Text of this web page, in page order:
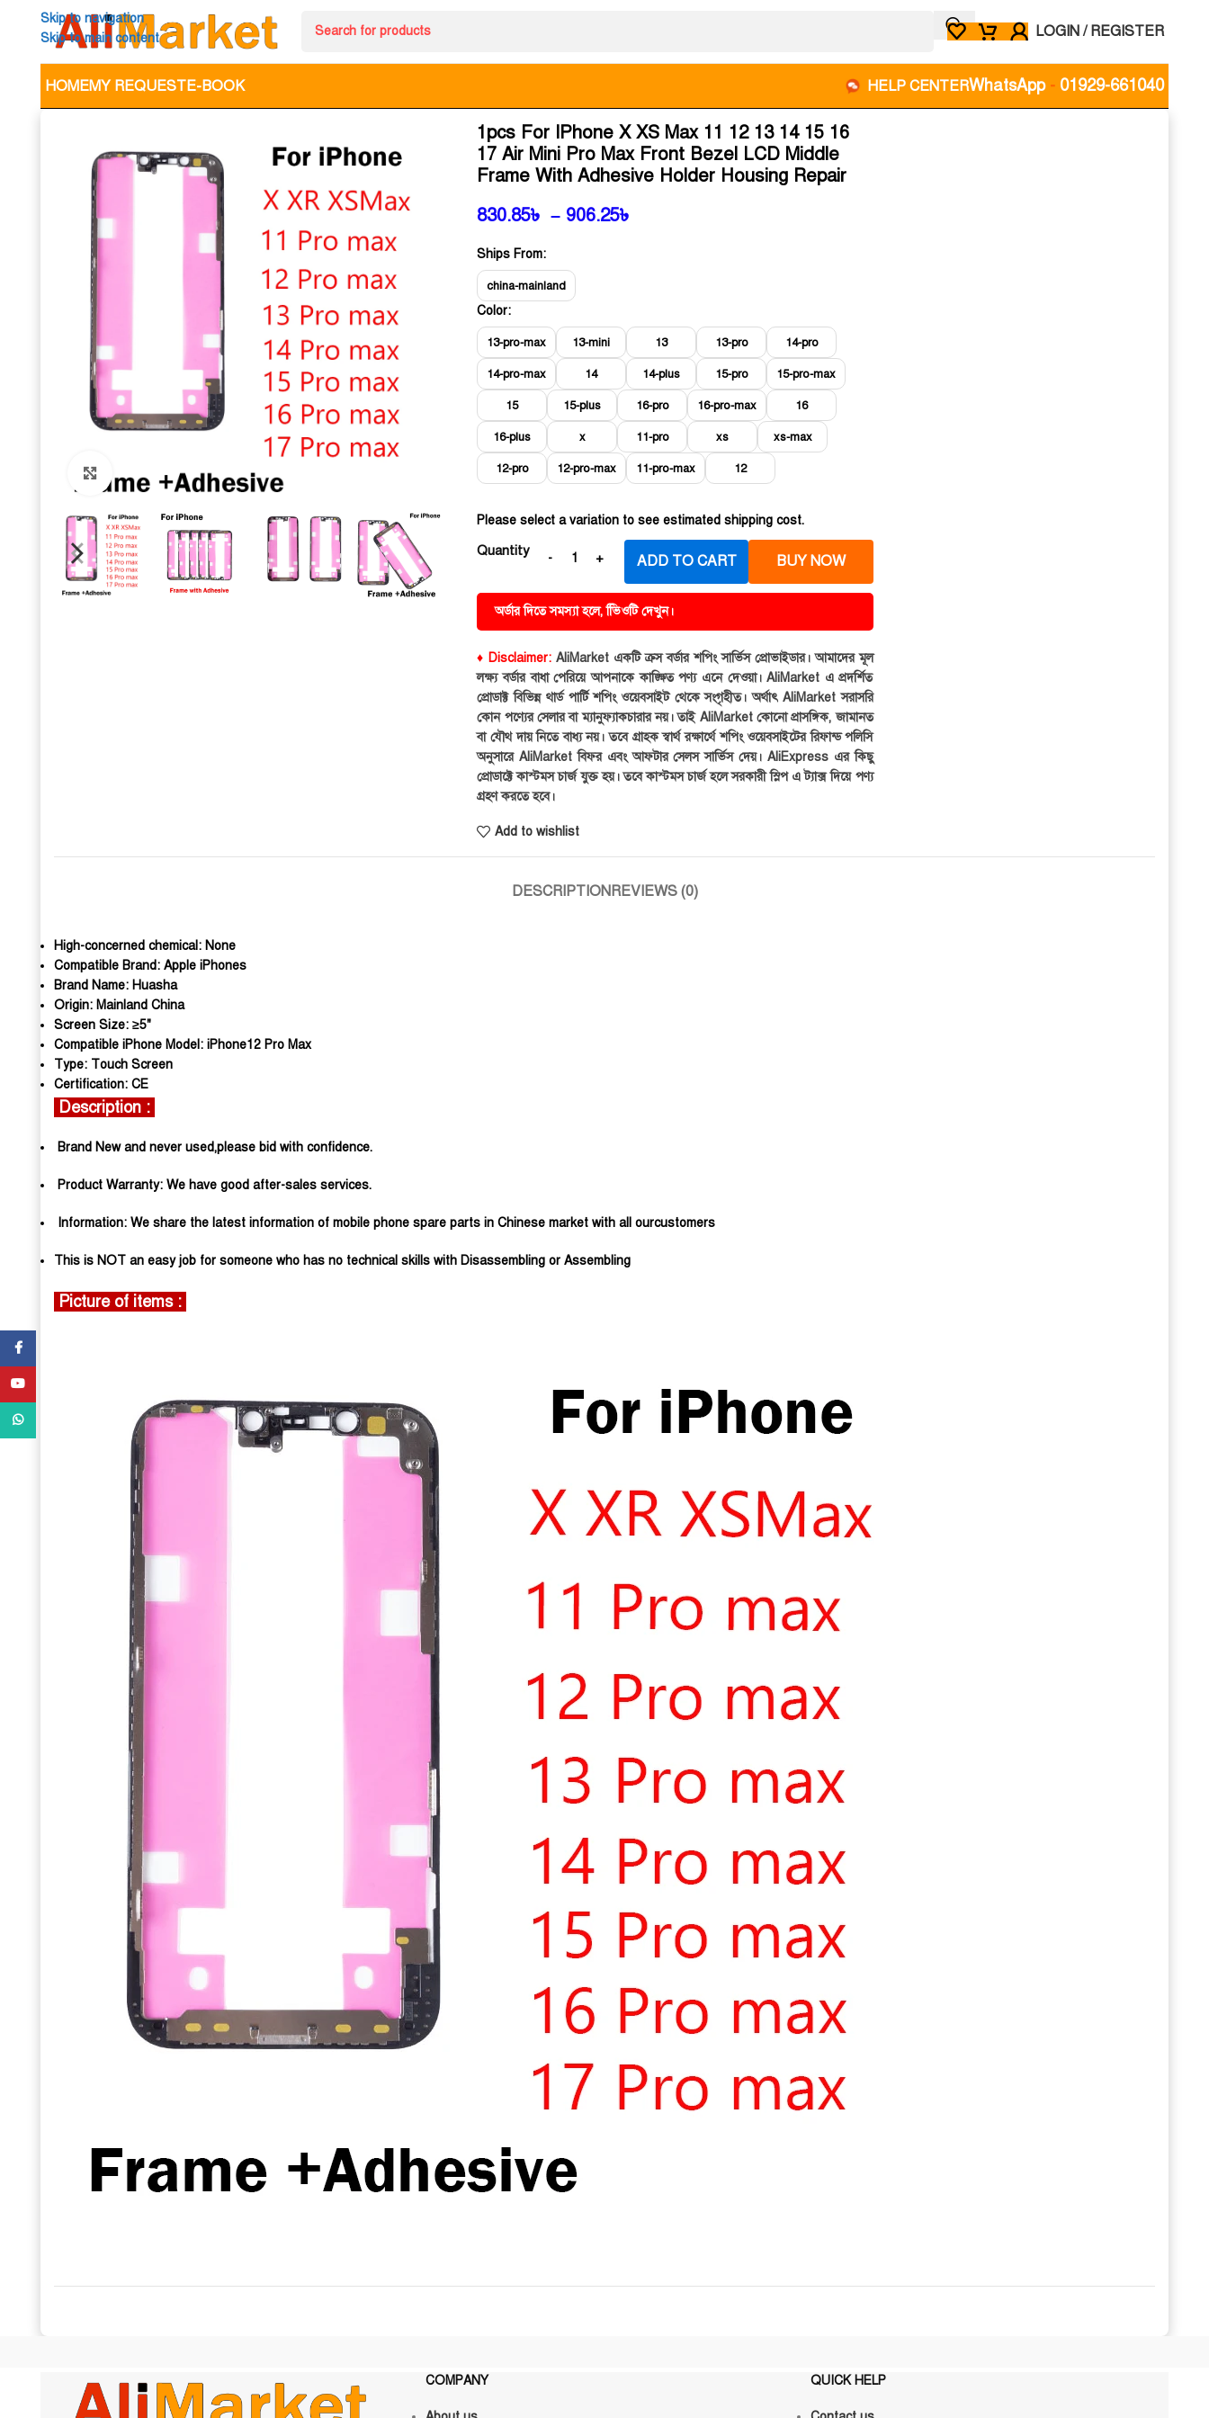
Skip to navigation
Skip to main content
LOGIN / REGISTER
HOMEMY REQUESTE-BOOK HELP CENTERWhatsApp - 01929-661040
Click to enlarge
1pcs For IPhone X XS Max 11 12 13 14 15 16
17 Air Mini Pro Max Front Bezel LCD Middle
Frame With Adhesive Holder Housing Repair
830.85৳ – 906.25৳
Ships From:
china-mainland
Color:
13-pro-max 13-mini 13 13-pro 14-pro
14-pro-max 14 14-plus 15-pro 15-pro-max
15 15-plus 16-pro 16-pro-max 16
16-plus x 11-pro xs xs-max
12-pro 12-pro-max 11-pro-max 12
Please select a variation to see estimated shipping cost.
Quantity
ADD TO CART BUY NOW
অর্ডার দিতে সমস্যা হলে, ভিিওটি দেখুন।
♦ Disclaimer:AliMarket একটি ক্রস বর্ডার শপিং সার্ভিস প্রোভাইডার। আমাদের মূল
লক্ষ্য বর্ডার বাধা পেরিয়ে আপনাকে কাঙ্ক্ষিত পণ্য এনে দেওয়া। AliMarket এ প্রদর্শিত
প্রোডাক্ট বিভিন্ন থার্ড পার্টি শপিং ওয়েবসাইট থেকে সংগৃহীত। অর্থাৎ AliMarket সরাসরি
কোন পণ্যের সেলার বা ম্যানুফ্যাকচারার নয়। তাই AliMarket কোনো প্রাসঙ্গিক, জামানত
বা যৌথ দায় নিতে বাধ্য নয়। তবে গ্রাহক স্বার্থ রক্ষার্থে শপিং ওয়েবসাইটের রিফান্ড পলিসি
অনুসারে AliMarket বিফর এবং আফটার সেলস সার্ভিস দেয়। AliExpress এর কিছু
প্রোডাক্টে কাস্টমস চার্জ যুক্ত হয়। তবে কাস্টমস চার্জ হলে সরকারী স্লিপ এ ট্যাক্স দিয়ে পণ্য
গ্রহণ করতে হবে।
Add to wishlist
DESCRIPTIONREVIEWS (0)
High-concerned chemical: None
Compatible Brand: Apple iPhones
Brand Name: Huasha
Origin: Mainland China
Screen Size: ≥5"
Compatible iPhone Model: iPhone12 Pro Max
Type: Touch Screen
Certification: CE
Description :
Brand New and never used,please bid with confidence.
Product Warranty: We have good after-sales services.
Information: We share the latest information of mobile phone spare parts in Chinese market with all ourcustomers
This is NOT an easy job for someone who has no technical skills with Disassembling or Assembling
Picture of items :
COMPANY QUICK HELP